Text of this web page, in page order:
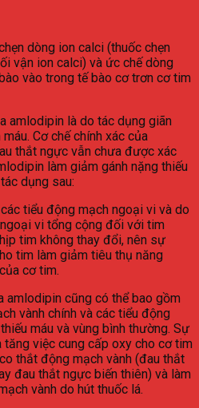
dòng ion calci (thuốc chẹn
vận ion calci) và ức chế dòng
vào trong tế bào cơ trơn cơ tim
amlodipin là do tác dụng giãn
Cơ chế chính xác của
thắt ngực vẫn chưa được xác
làm giảm gánh nặng thiếu
dụng sau:
tiểu động mạch ngoại vi và do
vi tổng cộng đối với tim
tim không thay đổi, nên sự
tim làm giảm tiêu thụ năng
cơ tim.
amlodipin cũng có thể bao gồm
vành chính và các tiểu động
máu và vùng bình thường. Sự
tăng việc cung cấp oxy cho cơ tim
thắt động mạch vành (đau thắt
đau thắt ngực biến thiên) và làm
vành do hút thuốc lá.